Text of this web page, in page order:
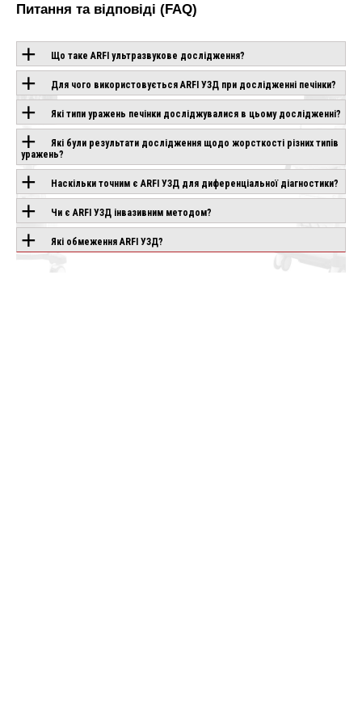
Питання та відповіді (FAQ)
Що таке ARFI ультразвукове дослідження?
Для чого використовується ARFI УЗД при дослідженні печінки?
Які типи уражень печінки досліджувалися в цьому дослідженні?
Які були результати дослідження щодо жорсткості різних типів
уражень?
Наскільки точним є ARFI УЗД для диференціальної діагностики?
Чи є ARFI УЗД інвазивним методом?
Які обмеження ARFI УЗД?
ОБЛАДНАННЯ З
ЦІЄЮ
ТЕХНОЛОГІЄЮ
SAMSUNG V6